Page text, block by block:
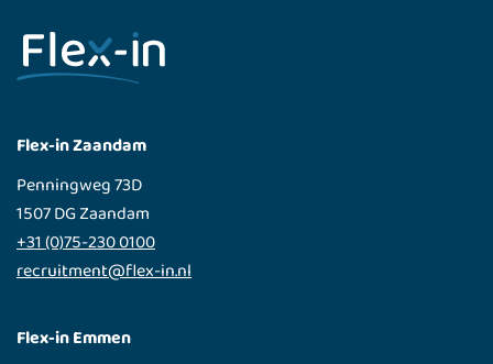
Flex-in Zaandam
Penningweg 73D
1507 DG Zaandam
+31 (0)75-230 0100
recruitment@flex-in.nl
Flex-in Emmen